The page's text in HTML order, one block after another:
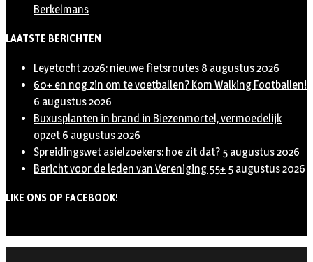
Berkelmans
LAATSTE BERICHTEN
Leyetocht 2026: nieuwe fietsroutes 8 augustus 2026
60+ en nog zin om te voetballen? Kom Walking Footballen!
6 augustus 2026
Buxusplanten in brand in Biezenmortel, vermoedelijk
opzet 6 augustus 2026
Spreidingswet asielzoekers: hoe zit dat? 5 augustus 2026
Bericht voor de leden van Vereniging 55+ 5 augustus 2026
LIKE ONS OP FACEBOOK!